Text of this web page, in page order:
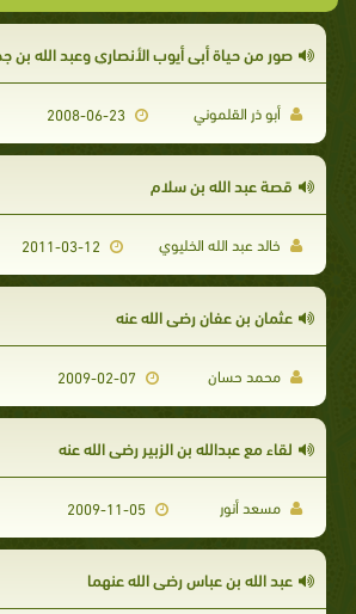
صور من حياة أبي أيوب الأنصاري وعبد الله
أبو ذر القلموني
قصة عبد الله بن سلام
خالد عبد الله الخليوي
عثمان بن عفان رضي الله عنه
محمد حسان
لقاء مع عبدالله بن الزبير رضي الله عنه
مسعد أنور 2009-11-05
عبد الله بن عباس رضي الله عنهما